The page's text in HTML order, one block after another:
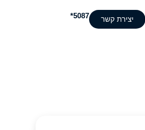
יצירת קשר 5087*